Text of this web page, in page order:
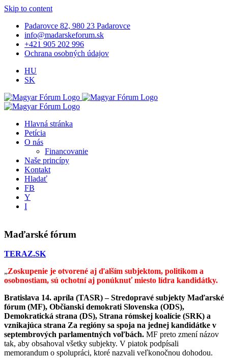
Skip to content
Padarovce 82, 980 23 Padarovce
info@madarskeforum.sk
+421 905 202 996
Ochrana osobných údajov
HU
SK
Hlavná stránka
Petícia
O nás
Financovanie
Naše princípy
Kontakt
Hladať
FB
Y
I
Maďarské fórum
TERAZ.SK
„Zoskupenie je otvorené aj ďalším subjektom, politikom a
osobnostiam, sú ochotní aj ponúknuť miesto lídra kandidátky.
Bratislava 14. apríla (TASR) – Stredopravé subjekty Maďarské
fórum (MF), Občianski demokrati Slovenska (ODS),
Demokratická strana (DS), Strana rómskej koalície (SRK) a
vznikajúca strana Za regióny sa spoja na jednej kandidátke v
septembrových parlamentných voľbách. MF preto zmení názov
tak, aby obsahoval všetky subjekty. V piatok podpísali
memorandum o spolupráci, ktoré nazvali veľkonočnou dohodou.